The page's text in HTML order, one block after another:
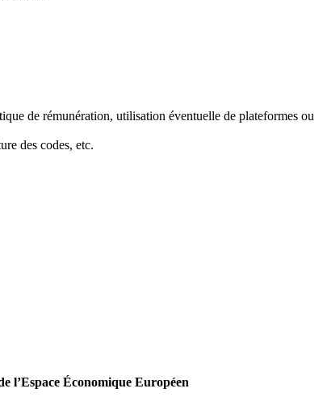
de rémunération, utilisation éventuelle de plateformes ou
des codes, etc.
l’Espace Économique Européen